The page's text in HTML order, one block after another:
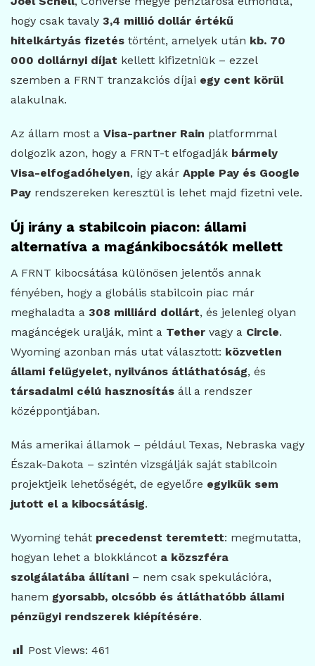
hogy csak tavaly 3,4 millió dollár értékű
hitelkártyás fizetés történt, amelyek után kb. 70
000 dollárnyi díjat kellett kifizetniük – ezzel
szemben a FRNT tranzakciós díjai egy cent körül
alakulnak.
Az állam most a Visa-partner Rain platformmal
dolgozik azon, hogy a FRNT-t elfogadják bármely
Visa-elfogadóhelyen, így akár Apple Pay és Google
Pay rendszereken keresztül is lehet majd fizetni vele.
Új irány a stabilcoin piacon: állami
alternatíva a magánkibocsátók mellett
A FRNT kibocsátása különösen jelentős annak
fényében, hogy a globális stabilcoin piac már
meghaladta a 308 milliárd dollárt, és jelenleg olyan
magáncégek uralják, mint a Tether vagy a Circle.
Wyoming azonban más utat választott: közvetlen
állami felügyelet, nyilvános átláthatóság, és
társadalmi célú hasznosítás áll a rendszer
középpontjában.
Más amerikai államok – például Texas, Nebraska vagy
Észak-Dakota – szintén vizsgálják saját stabilcoin
projektjeik lehetőségét, de egyelőre egyikük sem
jutott el a kibocsátásig.
Wyoming tehát precedenst teremtett: megmutatta,
hogyan lehet a blokkláncot a közszféra
szolgálatába állítani – nem csak spekulációra,
hanem gyorsabb, olcsóbb és átláthatóbb állami
pénzügyi rendszerek kiépítésére.
Post Views: 461